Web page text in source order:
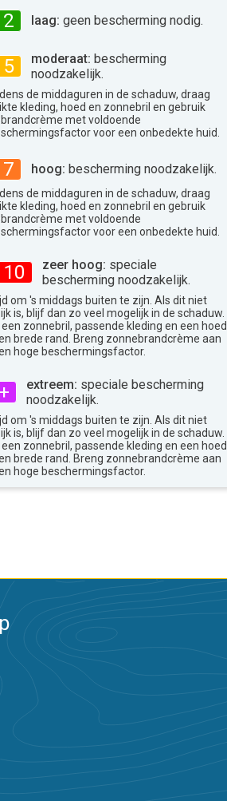
laag: geen bescherming nodig.
moderaat: bescherming
noodzakelijk.
de middaguren in de schaduw, draag
kleding, hoed en zonnebril en gebruik
met voldoende
voor een onbedekte huid.
hoog: bescherming noodzakelijk.
de middaguren in de schaduw, draag
kleding, hoed en zonnebril en gebruik
met voldoende
voor een onbedekte huid.
zeer hoog: speciale
bescherming noodzakelijk.
om 's middags buiten te zijn. Als dit niet
is, blijf dan zo veel mogelijk in de schaduw.
zonnebril, passende kleding en een hoed
brede rand. Breng zonnebrandcrème aan
hoge beschermingsfactor.
extreem: speciale bescherming
noodzakelijk.
om 's middags buiten te zijn. Als dit niet
is, blijf dan zo veel mogelijk in de schaduw.
zonnebril, passende kleding en een hoed
brede rand. Breng zonnebrandcrème aan
hoge beschermingsfactor.